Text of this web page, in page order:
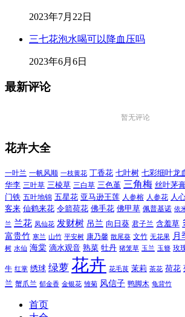
2023年7月22日
三七花泡水喝可以降血压吗
2023年6月6日
最新评论
暂无评论
花卉大全
一叶兰 一帆风顺 一枝黄花 丁香花 七叶树 七彩细叶龙
华李 三叶草 三棱草 三白草 三色堇 三角梅 丝叶茅
门铁 五叶地锦 五星花 亚马逊王莲 人参榕 人参花 人
客来 仙鹤来花 令箭荷花 佛手花 佛甲草 佩普基诺 依
兰 兰花 凤仙花 发财树 吊兰 向日葵 君子兰 含羞草
富贵竹 寒兰 山竹 平安树 康乃馨 散尾葵 文竹 无花果 月
树 水仙 海棠 滴水观音 熟菜 牡丹 猪笼草 玉兰 玉簪 玫
牛 红掌 绣球 绿萝 花卉 花毛茛 茉莉 茶花 荷花
兰 蟹爪兰 郁金香 金银花 雏菊 风信子 鸭脚木 龟背竹
首页